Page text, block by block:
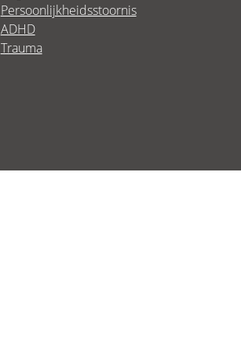
Persoonlijkheidsstoornis
ADHD
Trauma